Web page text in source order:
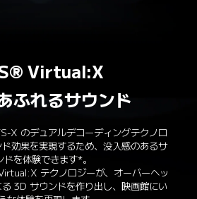
Virtual:X
ふれるサウンド
X のデュアルデコーディングテクノロ
効果を実現するため、没入感のあるサ
ドを体験できます*。
テクノロジーが、オーバーヘッ
る 3D サウンドを作り出し、映画館にい